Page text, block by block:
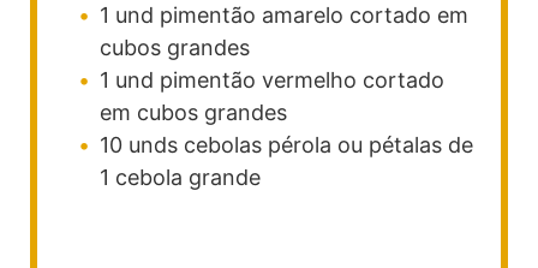
1 und pimentão amarelo cortado em
cubos grandes
1 und pimentão vermelho cortado
em cubos grandes
10 unds cebolas pérola ou pétalas de
1 cebola grande